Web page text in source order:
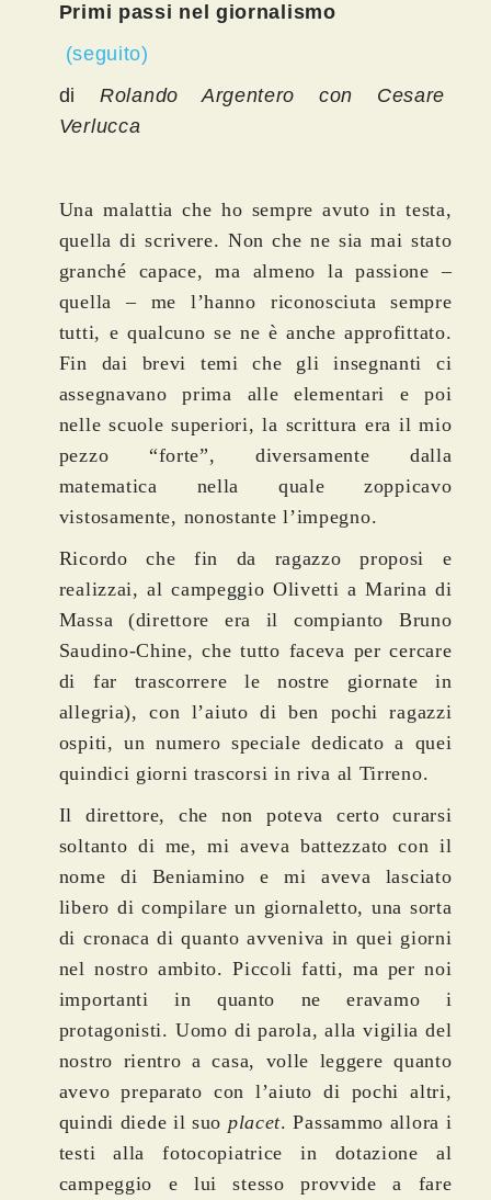
Primi passi nel giornalismo
(seguito)
diRolando Argentero con Cesare
Verlucca
Una malattia che ho sempre avuto in testa,
quella di scrivere. Non che ne sia mai stato
granché capace, ma almeno la passione –
quella – me l’hanno riconosciuta sempre
tutti, e qualcuno se ne è anche approfittato.
Fin dai brevi temi che gli insegnanti ci
assegnavano prima alle elementari e poi
nelle scuole superiori, la scrittura era il mio
pezzo “forte”, diversamente dalla
matematica nella quale zoppicavo
vistosamente, nonostante l’impegno.
Ricordo che fin da ragazzo proposi e
realizzai, al campeggio Olivetti a Marina di
Massa (direttore era il compianto Bruno
Saudino-Chine, che tutto faceva per cercare
di far trascorrere le nostre giornate in
allegria), con l’aiuto di ben pochi ragazzi
ospiti, un numero speciale dedicato a quei
quindici giorni trascorsi in riva al Tirreno.
Il direttore, che non poteva certo curarsi
soltanto di me, mi aveva battezzato con il
nome di Beniamino e mi aveva lasciato
libero di compilare un giornaletto, una sorta
di cronaca di quanto avveniva in quei giorni
nel nostro ambito. Piccoli fatti, ma per noi
importanti in quanto ne eravamo i
protagonisti. Uomo di parola, alla vigilia del
nostro rientro a casa, volle leggere quanto
avevo preparato con l’aiuto di pochi altri,
quindi diede il suo placet. Passammo allora i
testi alla fotocopiatrice in dotazione al
campeggio e lui stesso provvide a fare